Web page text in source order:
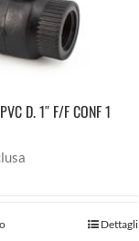
D. 1″ F/F CONF 1
Dettagli